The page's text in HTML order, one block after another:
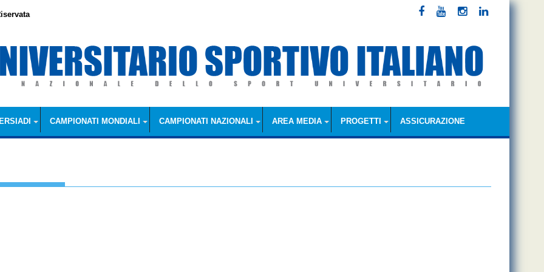
CAMPIONATI MONDIALI CAMPIONATI NAZIONALI AREA MEDIA PROGETTI ASSICURAZIONE